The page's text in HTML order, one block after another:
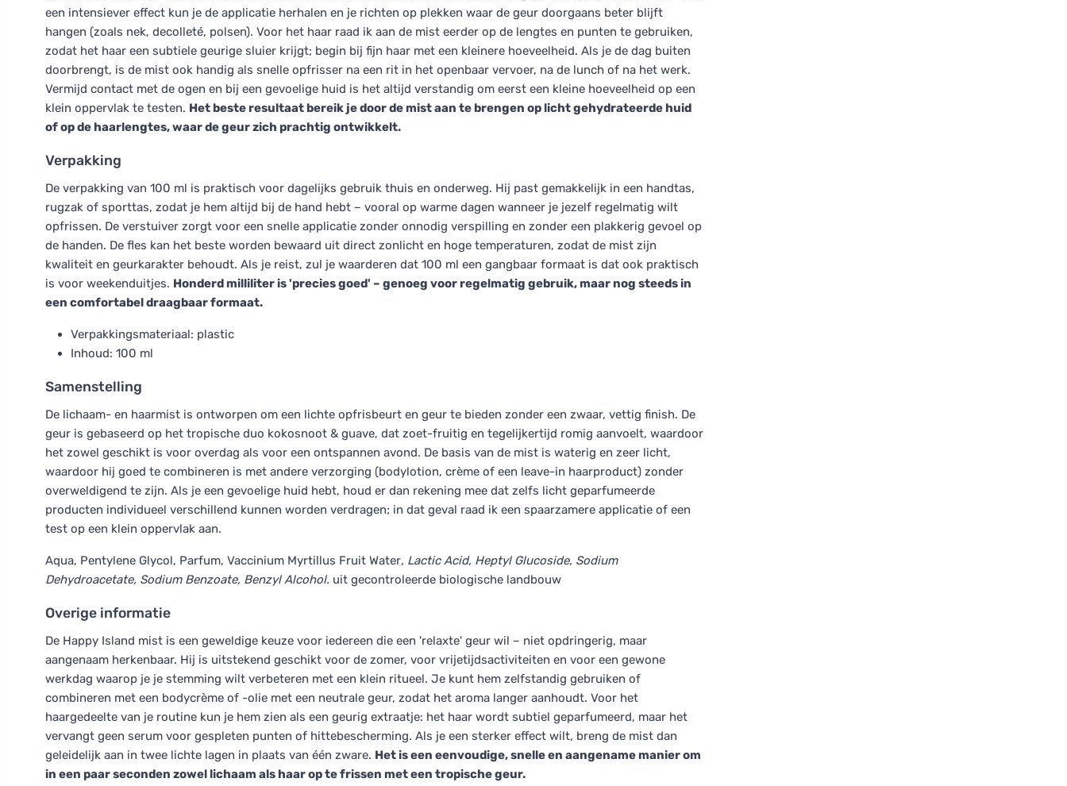
een intensiever effect kun je de applicatie herhalen en je richten op plekken waar de geur doorgaans beter blijft
hangen (zoals nek, decolleté, polsen). Voor het haar raad ik aan de mist eerder op de lengtes en punten te gebruiken,
zodat het haar een subtiele geurige sluier krijgt; begin bij fijn haar met een kleinere hoeveelheid. Als je de dag buiten
doorbrengt, is de mist ook handig als snelle opfrisser na een rit in het openbaar vervoer, na de lunch of na het werk.
Vermijd contact met de ogen en bij een gevoelige huid is het altijd verstandig om eerst een kleine hoeveelheid op een
klein oppervlak te testen. Het beste resultaat bereik je door de mist aan te brengen op licht gehydrateerde huid
of op de haarlengtes, waar de geur zich prachtig ontwikkelt.
Verpakking
De verpakking van 100 ml is praktisch voor dagelijks gebruik thuis en onderweg. Hij past gemakkelijk in een handtas,
rugzak of sporttas, zodat je hem altijd bij de hand hebt – vooral op warme dagen wanneer je jezelf regelmatig wilt
opfrissen. De verstuiver zorgt voor een snelle applicatie zonder onnodig verspilling en zonder een plakkerig gevoel op
de handen. De fles kan het beste worden bewaard uit direct zonlicht en hoge temperaturen, zodat de mist zijn
kwaliteit en geurkarakter behoudt. Als je reist, zul je waarderen dat 100 ml een gangbaar formaat is dat ook praktisch
is voor weekenduitjes. Honderd milliliter is 'precies goed' – genoeg voor regelmatig gebruik, maar nog steeds in
een comfortabel draagbaar formaat.
Verpakkingsmateriaal: plastic
Inhoud: 100 ml
Samenstelling
De lichaam- en haarmist is ontworpen om een lichte opfrisbeurt en geur te bieden zonder een zwaar, vettig finish. De
geur is gebaseerd op het tropische duo kokosnoot & guave, dat zoet-fruitig en tegelijkertijd romig aanvoelt, waardoor
het zowel geschikt is voor overdag als voor een ontspannen avond. De basis van de mist is waterig en zeer licht,
waardoor hij goed te combineren is met andere verzorging (bodylotion, crème of een leave-in haarproduct) zonder
overweldigend te zijn. Als je een gevoelige huid hebt, houd er dan rekening mee dat zelfs licht geparfumeerde
producten individueel verschillend kunnen worden verdragen; in dat geval raad ik een spaarzamere applicatie of een
test op een klein oppervlak aan.
Aqua, Pentylene Glycol, Parfum, Vaccinium Myrtillus Fruit Water, Lactic Acid, Heptyl Glucoside, Sodium
Dehydroacetate, Sodium Benzoate, Benzyl Alcohol. uit gecontroleerde biologische landbouw
Overige informatie
De Happy Island mist is een geweldige keuze voor iedereen die een 'relaxte' geur wil – niet opdringerig, maar
aangenaam herkenbaar. Hij is uitstekend geschikt voor de zomer, voor vrijetijdsactiviteiten en voor een gewone
werkdag waarop je je stemming wilt verbeteren met een klein ritueel. Je kunt hem zelfstandig gebruiken of
combineren met een bodycrème of -olie met een neutrale geur, zodat het aroma langer aanhoudt. Voor het
haargedeelte van je routine kun je hem zien als een geurig extraatje: het haar wordt subtiel geparfumeerd, maar het
vervangt geen serum voor gespleten punten of hittebescherming. Als je een sterker effect wilt, breng de mist dan
geleidelijk aan in twee lichte lagen in plaats van één zware. Het is een eenvoudige, snelle en aangename manier om
in een paar seconden zowel lichaam als haar op te frissen met een tropische geur.